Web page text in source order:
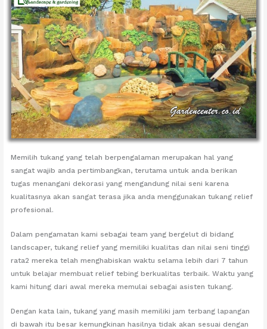
Memilih tukang yang telah berpengalaman merupakan hal yang
sangat wajib anda pertimbangkan, terutama untuk anda berikan
tugas menangani dekorasi yang mengandung nilai seni karena
kualitasnya akan sangat terasa jika anda menggunakan tukang relief
profesional.
Dalam pengamatan kami sebagai team yang bergelut di bidang
landscaper, tukang relief yang memiliki kualitas dan nilai seni tinggi
rata2 mereka telah menghabiskan waktu selama lebih dari 7 tahun
untuk belajar membuat relief tebing berkualitas terbaik. Waktu yang
kami hitung dari awal mereka memulai sebagai asisten tukang.
Dengan kata lain, tukang yang masih memiliki jam terbang lapangan
di bawah itu besar kemungkinan hasilnya tidak akan sesuai dengan